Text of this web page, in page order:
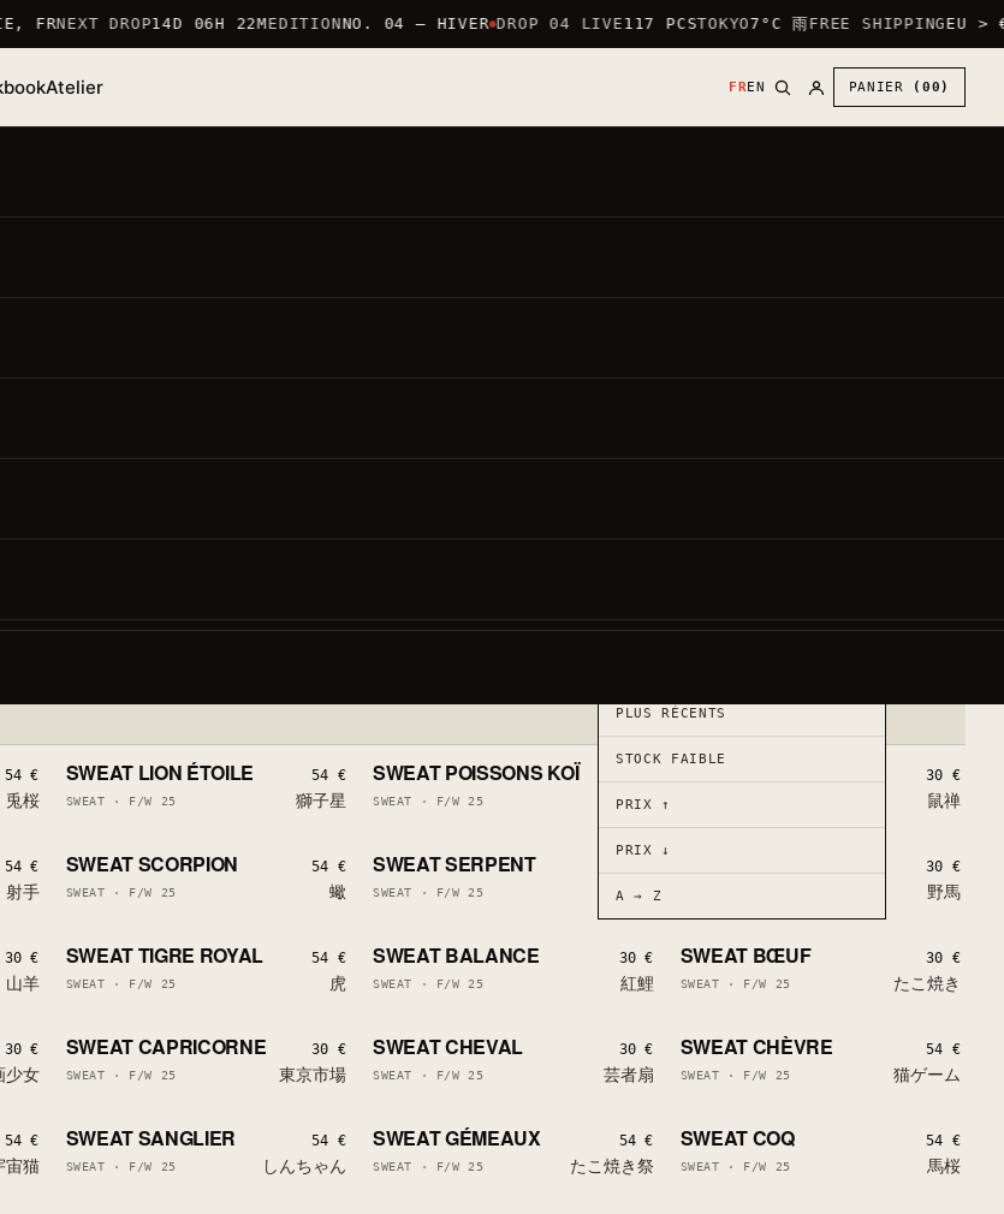
FRNEXT DROP14D 06H 22MEDITIONNO. 04 — HIVER DROP 04 LIVE117 PCSTOKYO7°C 雨FREE SHIPPINGEU >
Atelier FREN PANIER (00)
FILTRES
PLUS RÉCENTS
STOCK FAIBLE
PRIX ↑
PRIX ↓
A → Z
54 €
兎桜
LAST PIECES
SWEAT LION ÉTOILE 54 €
SWEAT · F/W 25 獅子星
LAST PIECES
SWEAT POISSONS KOÏ
SWEAT · F/W 25 錦鯉
SWEAT RAT 30 €
鼠禅
54 €
射手
LAST PIECES
SWEAT SCORPION 54 €
SWEAT · F/W 25 蠍
LAST PIECES
SWEAT SERPENT
SWEAT · F/W 25 牛
30 €
野馬
30 €
山羊
LAST PIECES
SWEAT TIGRE ROYAL 54 €
SWEAT · F/W 25 虎
LAST PIECES
SWEAT BALANCE 30 €
SWEAT · F/W 25 紅鯉
LAST PIECES
SWEAT BŒUF 30 €
SWEAT · F/W 25 たこ焼き
30 €
少女
LAST PIECES
SWEAT CAPRICORNE 30 €
SWEAT · F/W 25 東京市場
LAST PIECES
SWEAT CHEVAL 30 €
SWEAT · F/W 25 芸者扇
LAST PIECES
SWEAT CHÈVRE 54 €
SWEAT · F/W 25 猫ゲーム
54 €
宙猫
LAST PIECES
SWEAT SANGLIER 54 €
SWEAT · F/W 25 しんちゃん
LAST PIECES
SWEAT GÉMEAUX 54 €
SWEAT · F/W 25 たこ焼き祭
LAST PIECES
SWEAT COQ 54 €
SWEAT · F/W 25 馬桜